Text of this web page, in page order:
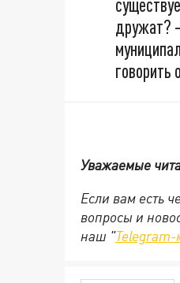
дружат?
говорить
Уважаемые
Если вам есть
вопросы и
наш "Telegram-